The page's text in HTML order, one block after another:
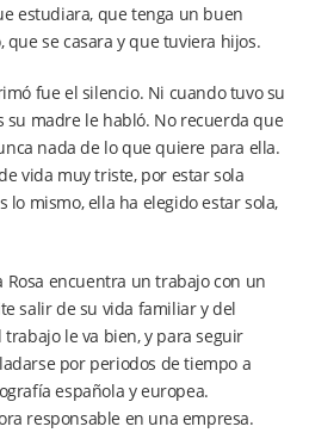
estudiara, que tenga un buen
se casara y que tuviera hijos.
fue el silencio. Ni cuando tuvo su
su madre le habló. No recuerda que
nada de lo que quiere para ella.
vida muy triste, por estar sola
lo mismo, ella ha elegido estar sola,
encuentra un trabajo con un
salir de su vida familiar y del
le va bien, y para seguir
por periodos de tiempo a
española y europea.
responsable en una empresa.